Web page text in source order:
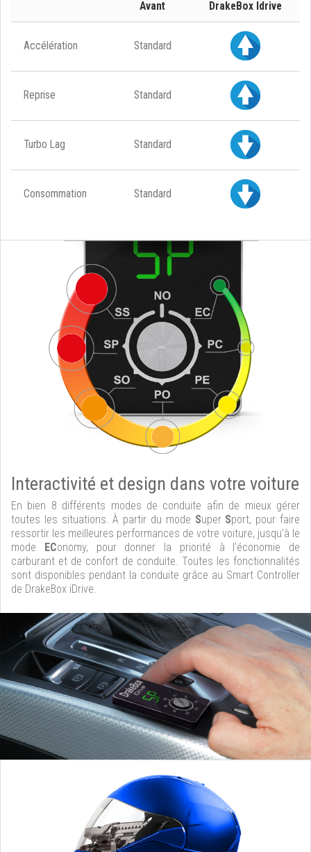
Avant DrakeBox Idrive
Accélération Standard
Reprise Standard
Turbo Lag Standard
Consommation Standard
Interactivité et design dans votre voiture
En bien 8 différents modes de conduite afin de mieux gérer
toutes les situations. À partir du mode Super Sport, pour faire
ressortir les meilleures performances de votre voiture, jusqu'à le
mode EConomy, pour donner la priorité à l'économie de
carburant et de confort de conduite. Toutes les fonctionnalités
sont disponibles pendant la conduite grâce au Smart Controller
de DrakeBox iDrive.